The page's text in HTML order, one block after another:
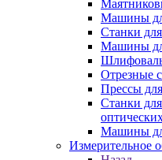
Машины
Станки
Машины
Отрезные
Прессы
Станки
Машины
Измерительное